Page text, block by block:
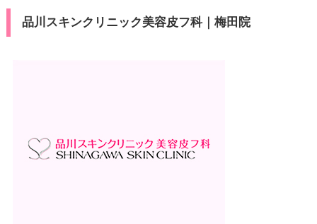
品川スキンクリニック美容皮フ科｜梅田院